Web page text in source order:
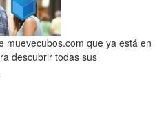
muevecubos.com que ya está en
descubrir todas sus